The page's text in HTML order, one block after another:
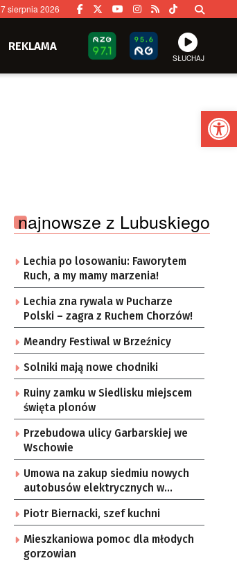
sierpnia 2026
REKLAMA
SŁUCHAJ
najnowsze z Lubuskiego
Lechia po losowaniu: Faworytem
Ruch, a my mamy marzenia!
Lechia zna rywala w Pucharze
Polski – zagra z Ruchem Chorzów!
Meandry Festiwal w Brzeźnicy
Solniki mają nowe chodniki
Ruiny zamku w Siedlisku miejscem
święta plonów
Przebudowa ulicy Garbarskiej we
Wschowie
Umowa na zakup siedmiu nowych
autobusów elektrycznych w
Zielonej Górze
Piotr Biernacki, szef kuchni
Mieszkaniowa pomoc dla młodych
gorzowian